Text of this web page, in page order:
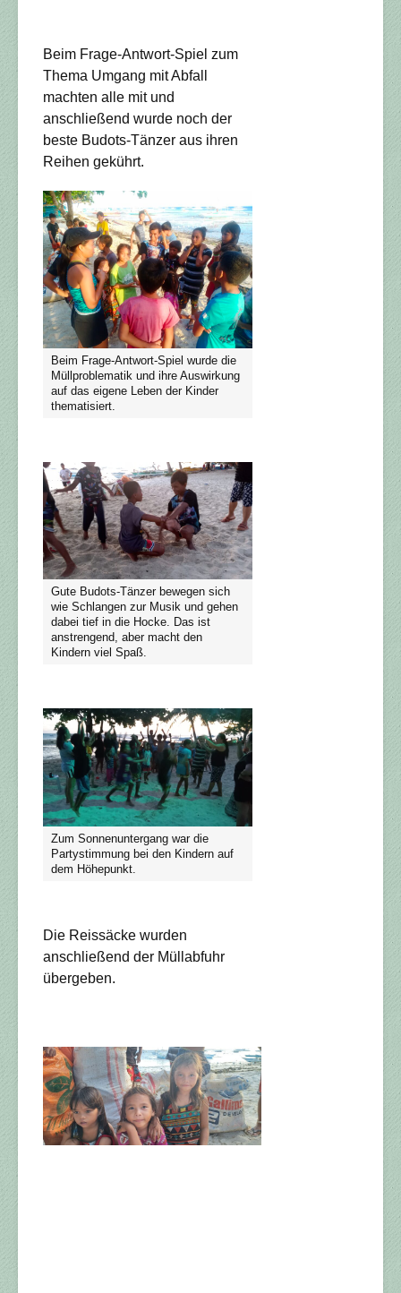
Beim Frage-Antwort-Spiel zum
Thema Umgang mit Abfall
machten alle mit und
anschließend wurde noch der
beste Budots-Tänzer aus ihren
Reihen gekührt.
Beim Frage-Antwort-Spiel wurde die
Müllproblematik und ihre Auswirkung
auf das eigene Leben der Kinder
thematisiert.
Gute Budots-Tänzer bewegen sich
wie Schlangen zur Musik und gehen
dabei tief in die Hocke. Das ist
anstrengend, aber macht den
Kindern viel Spaß.
Zum Sonnenuntergang war die
Partystimmung bei den Kindern auf
dem Höhepunkt.
Die Reissäcke wurden
anschließend der Müllabfuhr
übergeben.